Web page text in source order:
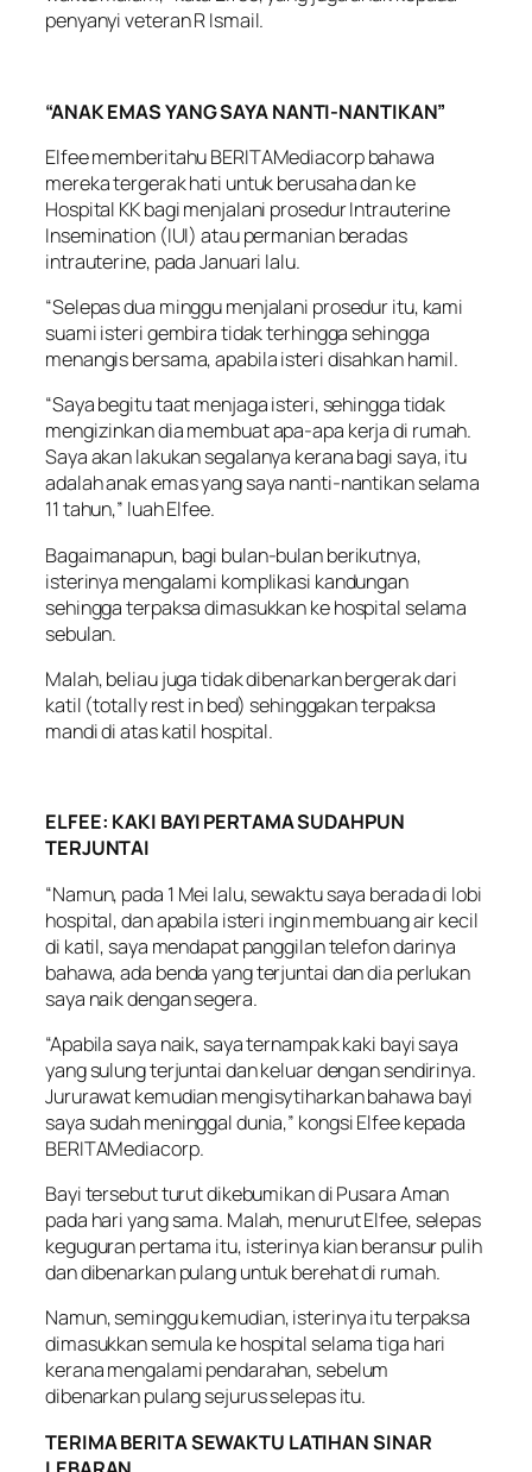
penyanyi veteran R Ismail.
“ANAK EMAS YANG SAYA NANTI-NANTIKAN”
Elfee memberitahu BERITAMediacorp bahawa
mereka tergerak hati untuk berusaha dan ke
Hospital KK bagi menjalani prosedur Intrauterine
Insemination (IUI) atau permanian beradas
intrauterine, pada Januari lalu.
“Selepas dua minggu menjalani prosedur itu, kami
suami isteri gembira tidak terhingga sehingga
menangis bersama, apabila isteri disahkan hamil.
“Saya begitu taat menjaga isteri, sehingga tidak
mengizinkan dia membuat apa-apa kerja di rumah.
Saya akan lakukan segalanya kerana bagi saya, itu
adalah anak emas yang saya nanti-nantikan selama
11 tahun,” luah Elfee.
Bagaimanapun, bagi bulan-bulan berikutnya,
isterinya mengalami komplikasi kandungan
sehingga terpaksa dimasukkan ke hospital selama
sebulan.
Malah, beliau juga tidak dibenarkan bergerak dari
katil (totally rest in bed) sehinggakan terpaksa
mandi di atas katil hospital.
ELFEE: KAKI BAYI PERTAMA SUDAHPUN
TERJUNTAI
“Namun, pada 1 Mei lalu, sewaktu saya berada di lobi
hospital, dan apabila isteri ingin membuang air kecil
di katil, saya mendapat panggilan telefon darinya
bahawa, ada benda yang terjuntai dan dia perlukan
saya naik dengan segera.
“Apabila saya naik, saya ternampak kaki bayi saya
yang sulung terjuntai dan keluar dengan sendirinya.
Jururawat kemudian mengisytiharkan bahawa bayi
saya sudah meninggal dunia,” kongsi Elfee kepada
BERITAMediacorp.
Bayi tersebut turut dikebumikan di Pusara Aman
pada hari yang sama. Malah, menurut Elfee, selepas
keguguran pertama itu, isterinya kian beransur pulih
dan dibenarkan pulang untuk berehat di rumah.
Namun, seminggu kemudian, isterinya itu terpaksa
dimasukkan semula ke hospital selama tiga hari
kerana mengalami pendarahan, sebelum
dibenarkan pulang sejurus selepas itu.
TERIMA BERITA SEWAKTU LATIHAN SINAR